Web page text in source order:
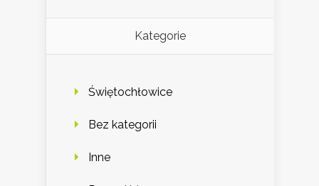
Kategorie
Świętochłowice
Bez kategorii
Inne